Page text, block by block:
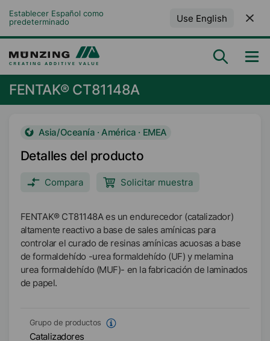
Establecer Español como
predeterminado
Use English
FENTAK® CT81148A
Asia/Oceanía · América · EMEA
Detalles del producto
Compara Solicitar muestra
FENTAK® CT81148A es un endurecedor (catalizador)
altamente reactivo a base de sales amínicas para
controlar el curado de resinas amínicas acuosas a base
de formaldehído -urea formaldehído (UF) y melamina
urea formaldehído (MUF)- en la fabricación de laminados
de papel.
Grupo de productos
Catalizadores